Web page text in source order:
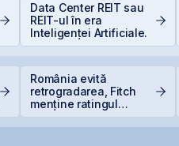
Data Center REIT sau
REIT-ul în era
Inteligenței Artificiale.
România evită
retrogradarea, Fitch
menține ratingul